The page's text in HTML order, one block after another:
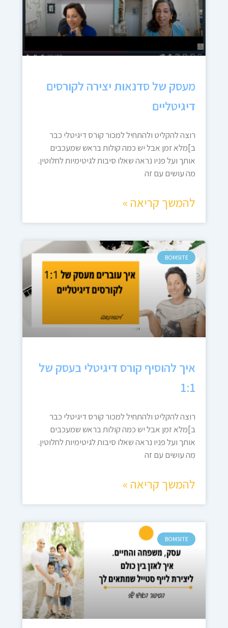
מעסק של סדנאות יצירה לקורסים
דיגיטליים
רוצה להקליט ולהתחיל למכור קורס דיגיטלי כבר
ב]מלא זמן אבל יש כמה קולות בראש שמעכבים
אותך ועל פניו נראה שאלו סיבות לגיטימיות לחלוטין.
מה עושים עם זה
להמשך קריאה »
BOMSITE
איך להוסיף קורס דיגיטלי בעסק של
1:1
רוצה להקליט ולהתחיל למכור קורס דיגיטלי כבר
ב]מלא זמן אבל יש כמה קולות בראש שמעכבים
אותך ועל פניו נראה שאלו סיבות לגיטימיות לחלוטין.
מה עושים עם זה
להמשך קריאה »
BOMSITE